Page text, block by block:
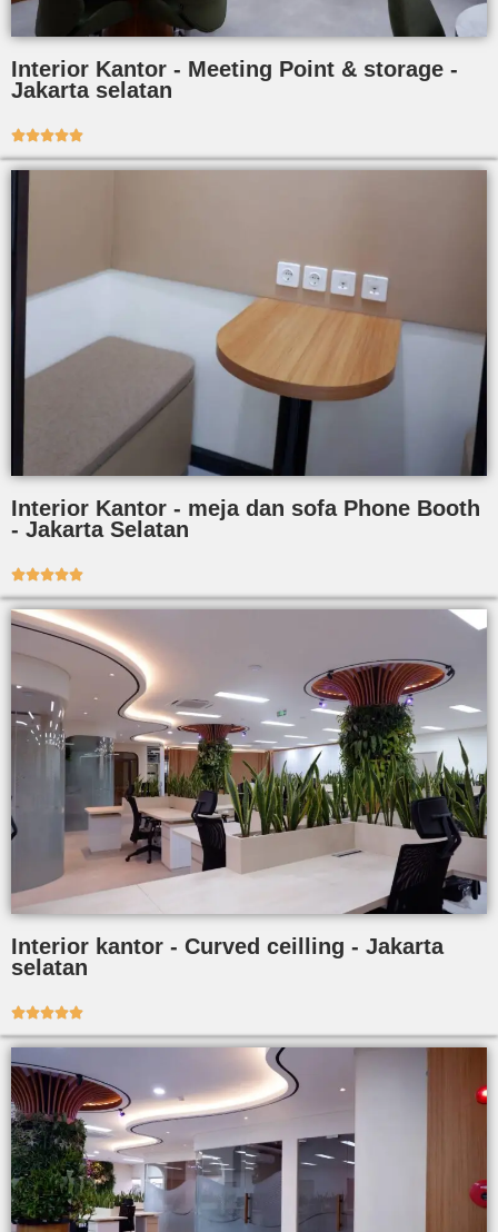
Interior Kantor - Meeting Point & storage -
Jakarta selatan

Interior Kantor - meja dan sofa Phone Booth
- Jakarta Selatan

Interior kantor - Curved ceilling - Jakarta
selatan
